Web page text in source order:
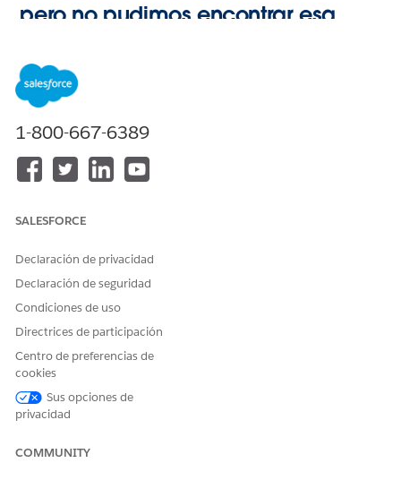
pero no pudimos encontrar esa
1-800-667-6389
SALESFORCE
Declaración de privacidad
Declaración de seguridad
Condiciones de uso
Directrices de participación
Centro de preferencias de
cookies
Sus opciones de
privacidad
COMMUNITY